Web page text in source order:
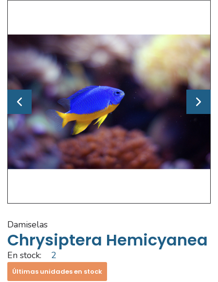
damiselas
Chrysiptera Hemicyanea
En stock: 2
Últimas unidades en stock